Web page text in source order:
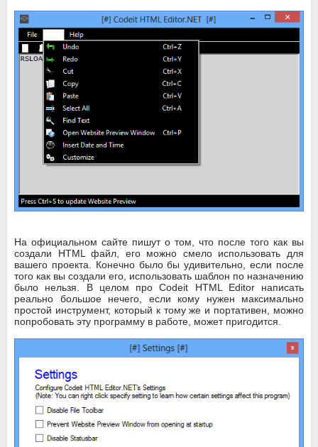
На официальном сайте пишут о том, что после того как вы
создали HTML файл, его можно смело использовать для
вашего проекта. Конечно было бы удивительно, если после
того как вы создали его, использовать шаблон по назначению
было нельзя. В целом про Codeit HTML Editor написать
реально большое нечего, если кому нужен максимально
простой инструмент, который к тому же и портативен, можно
попробовать эту программу в работе, может пригодится.